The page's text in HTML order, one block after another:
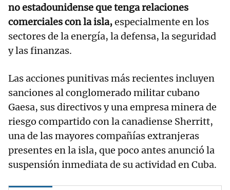
no estadounidense que tenga relaciones
comerciales con la isla,especialmente en los
sectores de la energía, la defensa, la seguridad
y las finanzas.
Las acciones punitivas más recientes incluyen
sanciones al conglomerado militar cubano
Gaesa, sus directivos y una empresa minera de
riesgo compartido con la canadiense Sherritt,
una de las mayores compañías extranjeras
presentes en la isla, que poco antes anunció la
suspensión inmediata de su actividad en Cuba.